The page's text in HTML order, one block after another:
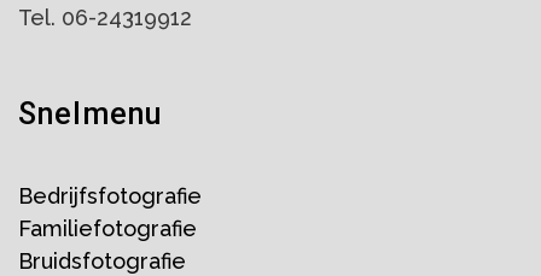
Tel. 06-24319912
Snelmenu
Bedrijfsfotografie
Familiefotografie
Bruidsfotografie